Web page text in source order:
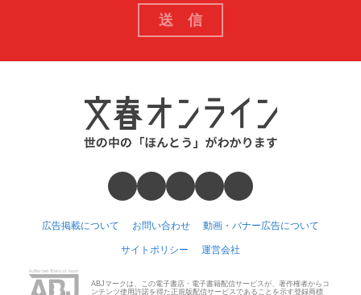
広告掲載について お問い合わせ 動画・バナー広告について
サイトポリシー 運営会社
ABJマークは、この電子書店・電子書籍配信サービスが、著作権者からコ
ンテンツ使用許諾を得た正規版配信サービスであることを示す登録商標